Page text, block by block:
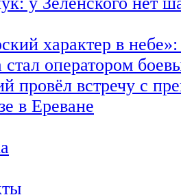
характер в
стал оператором
провёл встречу с
в Ереване